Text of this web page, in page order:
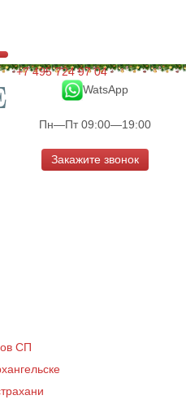
+7 495 724 97 04
WatsApp
Пн—Пт 09:00—19:00
Закажите звонок
СП